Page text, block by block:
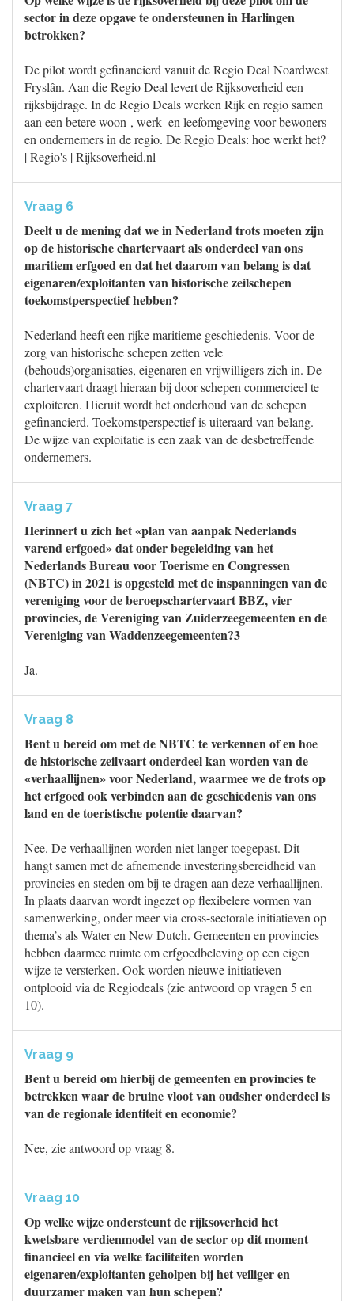
sector in deze opgave te ondersteunen in Harlingen
betrokken?
De pilot wordt gefinancierd vanuit de Regio Deal Noardwest
Fryslân. Aan die Regio Deal levert de Rijksoverheid een
rijksbijdrage. In de Regio Deals werken Rijk en regio samen
aan een betere woon-, werk- en leefomgeving voor bewoners
en ondernemers in de regio. De Regio Deals: hoe werkt het?
| Regio's | Rijksoverheid.nl
Vraag 6
Deelt u de mening dat we in Nederland trots moeten zijn
op de historische chartervaart als onderdeel van ons
maritiem erfgoed en dat het daarom van belang is dat
eigenaren/exploitanten van historische zeilschepen
toekomstperspectief hebben?
Nederland heeft een rijke maritieme geschiedenis. Voor de
zorg van historische schepen zetten vele
(behouds)organisaties, eigenaren en vrijwilligers zich in. De
chartervaart draagt hieraan bij door schepen commercieel te
exploiteren. Hieruit wordt het onderhoud van de schepen
gefinancierd. Toekomstperspectief is uiteraard van belang.
De wijze van exploitatie is een zaak van de desbetreffende
ondernemers.
Vraag 7
Herinnert u zich het «plan van aanpak Nederlands
varend erfgoed» dat onder begeleiding van het
Nederlands Bureau voor Toerisme en Congressen
(NBTC) in 2021 is opgesteld met de inspanningen van de
vereniging voor de beroepschartervaart BBZ, vier
provincies, de Vereniging van Zuiderzeegemeenten en de
Vereniging van Waddenzeegemeenten?3
Ja.
Vraag 8
Bent u bereid om met de NBTC te verkennen of en hoe
de historische zeilvaart onderdeel kan worden van de
«verhaallijnen» voor Nederland, waarmee we de trots op
het erfgoed ook verbinden aan de geschiedenis van ons
land en de toeristische potentie daarvan?
Nee. De verhaallijnen worden niet langer toegepast. Dit
hangt samen met de afnemende investeringsbereidheid van
provincies en steden om bij te dragen aan deze verhaallijnen.
In plaats daarvan wordt ingezet op flexibelere vormen van
samenwerking, onder meer via cross-sectorale initiatieven op
thema’s als Water en New Dutch. Gemeenten en provincies
hebben daarmee ruimte om erfgoedbeleving op een eigen
wijze te versterken. Ook worden nieuwe initiatieven
ontplooid via de Regiodeals (zie antwoord op vragen 5 en
10).
Vraag 9
Bent u bereid om hierbij de gemeenten en provincies te
betrekken waar de bruine vloot van oudsher onderdeel is
van de regionale identiteit en economie?
Nee, zie antwoord op vraag 8.
Vraag 10
Op welke wijze ondersteunt de rijksoverheid het
kwetsbare verdienmodel van de sector op dit moment
financieel en via welke faciliteiten worden
eigenaren/exploitanten geholpen bij het veiliger en
duurzamer maken van hun schepen?